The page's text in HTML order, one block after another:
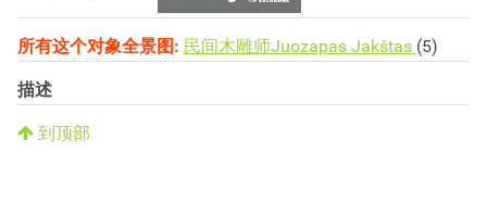
所有这个对象全景图: 民间木雕师Juozapas Jakštas (5)
描述
到顶部